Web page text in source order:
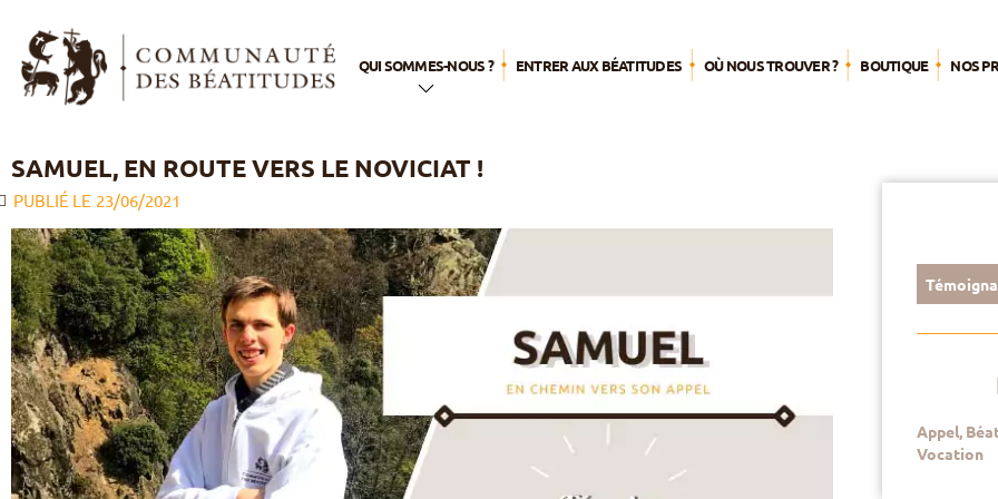
QUI SOMMES-NOUS ?
Notre histoire
Notre appel
Notre spiritualité
Notre vie
apostolique
La famille
Béatitudes
ENTRER AUX BÉATITUDES OÙ NOUS TROUVER ? BOUTIQUE NOS
Du
SAMUEL, EN ROUTE VERS LE NOVICIAT !
PUBLIÉ LE 23/06/2021
Appel,
Vocation